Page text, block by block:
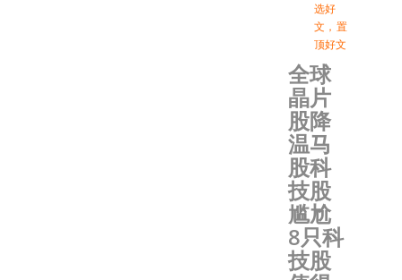
选好
文 ， 置
顶好文
全球
晶片
股降
温马
股科
技股
尴尬
8只科
技股